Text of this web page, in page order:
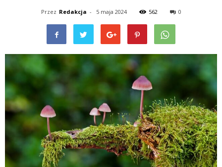
Przez Redakcja - 5 maja 2024 562 0